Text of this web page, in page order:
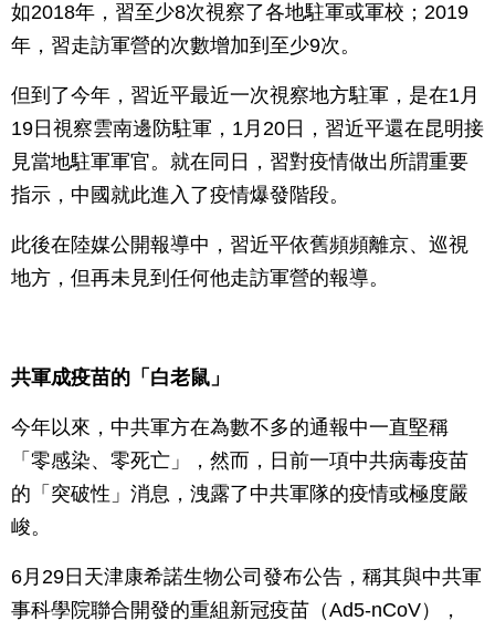
如2018年，習至少8次視察了各地駐軍或軍校；2019
年，習走訪軍營的次數增加到至少9次。
但到了今年，習近平最近一次視察地方駐軍，是在1月
19日視察雲南邊防駐軍，1月20日，習近平還在昆明接
見當地駐軍軍官。就在同日，習對疫情做出所謂重要
指示，中國就此進入了疫情爆發階段。
此後在陸媒公開報導中，習近平依舊頻頻離京、巡視
地方，但再未見到任何他走訪軍營的報導。
共軍成疫苗的「白老鼠」
今年以來，中共軍方在為數不多的通報中一直堅稱
「零感染、零死亡」，然而，日前一項中共病毒疫苗
的「突破性」消息，洩露了中共軍隊的疫情或極度嚴
峻。
6月29日天津康希諾生物公司發布公告，稱其與中共軍
事科學院聯合開發的重組新冠疫苗（Ad5-nCoV），